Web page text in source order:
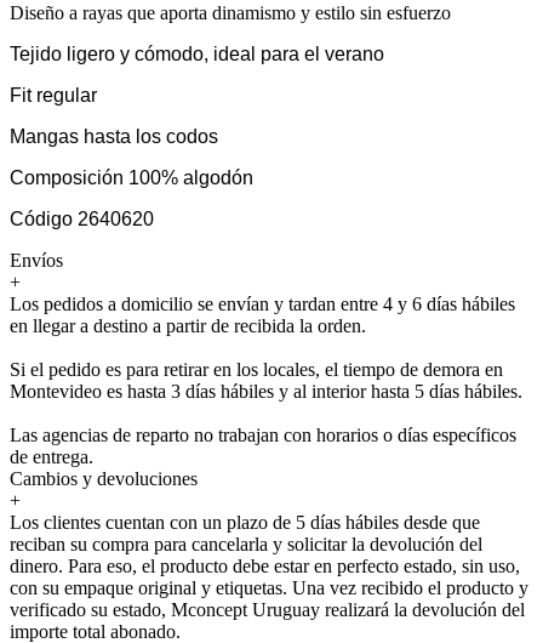
Diseño a rayas que aporta dinamismo y estilo sin esfuerzo
Tejido ligero y cómodo, ideal para el verano
Fit regular
Mangas hasta los codos
Composición 100% algodón
Código 2640620
Envíos
+
Los pedidos a domicilio se envían y tardan entre 4 y 6 días hábiles
en llegar a destino a partir de recibida la orden.
Si el pedido es para retirar en los locales, el tiempo de demora en
Montevideo es hasta 3 días hábiles y al interior hasta 5 días hábiles.
Las agencias de reparto no trabajan con horarios o días específicos
de entrega.
Cambios y devoluciones
+
Los clientes cuentan con un plazo de 5 días hábiles desde que
reciban su compra para cancelarla y solicitar la devolución del
dinero. Para eso, el producto debe estar en perfecto estado, sin uso,
con su empaque original y etiquetas. Una vez recibido el producto y
verificado su estado, Mconcept Uruguay realizará la devolución del
importe total abonado.